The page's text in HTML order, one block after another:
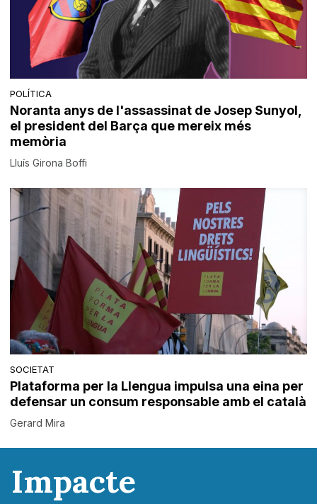
POLÍTICA
Noranta anys de l'assassinat de Josep Sunyol,
el president del Barça que mereix més
memòria
Lluís Girona Boffi
SOCIETAT
Plataforma per la Llengua impulsa una eina per
defensar un consum responsable amb el català
Gerard Mira
Impacte